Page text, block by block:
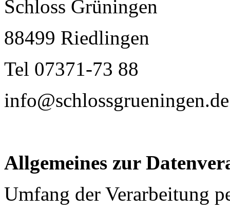
Schloss Grüningen
88499 Riedlingen
Tel 07371-73 88
info@schlossgrueningen.de
Allgemeines zur
Umfang der Verarbeitung